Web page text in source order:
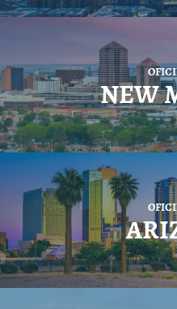
NEW